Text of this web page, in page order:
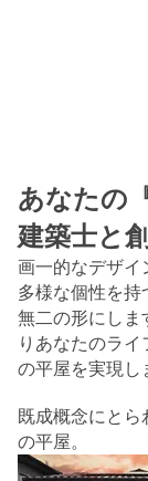
あなたの
建築士と
画一的なデザイ
多様な個性を
無二の形にしま
りあなたのライ
の平屋を実現し
既成概念にとら
の平屋。